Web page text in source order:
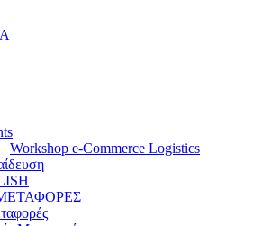
Workshop e-Commerce Logistics